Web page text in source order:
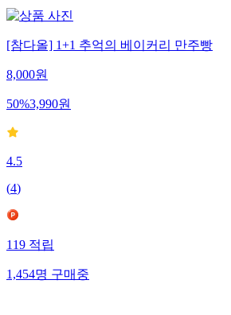
[참다올] 1+1 추억의 베이커리 만주빵
8,000원
50%3,990원
4.5
(4)
119 적립
1,454명 구매중